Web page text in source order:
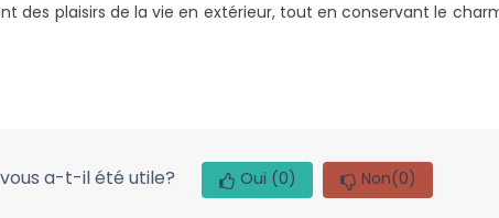
des plaisirs de la vie en extérieur, tout en conservant le
a-t-il été utile? Oui (0) Non(0)